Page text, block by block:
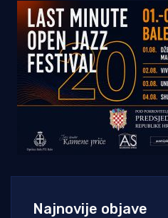
Najnovije objave